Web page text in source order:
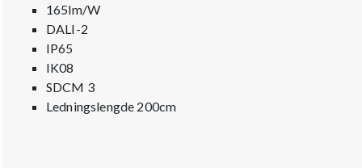
165lm/W
DALI-2
IP65
IK08
SDCM 3
Ledningslengde 200cm